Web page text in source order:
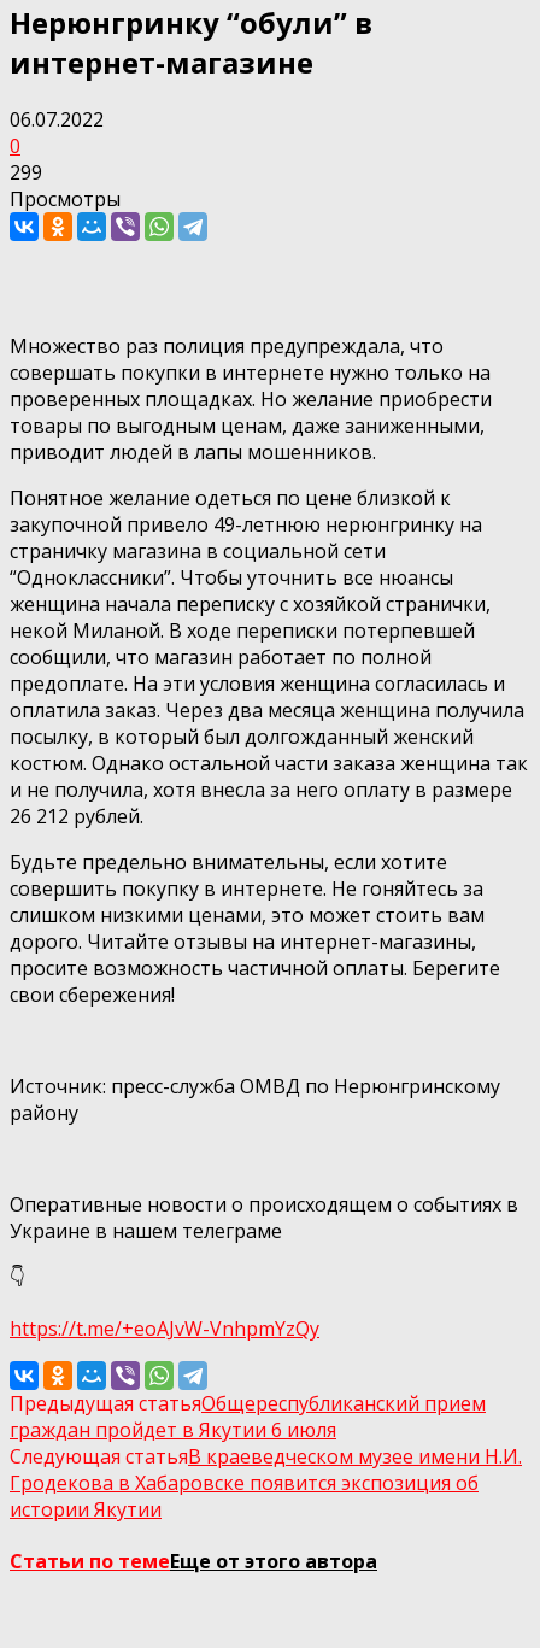
Нерюнгринку “обули” в
интернет-магазине
06.07.2022
0
299
Просмотры
Множество раз полиция предупреждала, что
совершать покупки в интернете нужно только на
проверенных площадках. Но желание приобрести
товары по выгодным ценам, даже заниженными,
приводит людей в лапы мошенников.
Понятное желание одеться по цене близкой к
закупочной привело 49-летнюю нерюнгринку на
страничку магазина в социальной сети
“Одноклассники”. Чтобы уточнить все нюансы
женщина начала переписку с хозяйкой странички,
некой Миланой. В ходе переписки потерпевшей
сообщили, что магазин работает по полной
предоплате. На эти условия женщина согласилась и
оплатила заказ. Через два месяца женщина получила
посылку, в который был долгожданный женский
костюм. Однако остальной части заказа женщина так
и не получила, хотя внесла за него оплату в размере
26 212 рублей.
Будьте предельно внимательны, если хотите
совершить покупку в интернете. Не гоняйтесь за
слишком низкими ценами, это может стоить вам
дорого. Читайте отзывы на интернет-магазины,
просите возможность частичной оплаты. Берегите
свои сбережения!
Источник: пресс-служба ОМВД по Нерюнгринскому
району
Оперативные новости о происходящем о событиях в
Украине в нашем телеграме
👇
https://t.me/+eoAJvW-VnhpmYzQy
Предыдущая статьяОбщереспубликанский прием
граждан пройдет в Якутии 6 июля
Следующая статьяВ краеведческом музее имени Н.И.
Гродекова в Хабаровске появится экспозиция об
истории Якутии
Статьи по темеЕще от этого автора